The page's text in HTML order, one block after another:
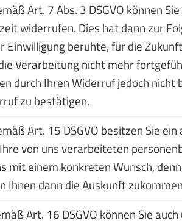
Art. 7 Abs. 3 DSGVO können
widerrufen. Dies hat dann zur
Einwilligung beruhte, für die
Verarbeitung nicht mehr
durch Ihren Widerruf jedoch
zu bestätigen.
Art. 15 DSGVO besitzen Sie
von uns verarbeiteten
mit einem konkreten Wunsch,
Ihnen dann die Auskunft
Art. 16 DSGVO können Sie